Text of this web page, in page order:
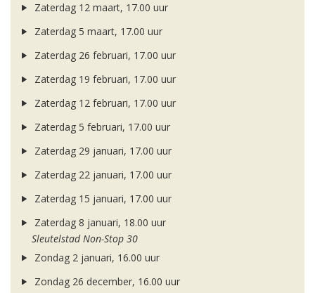
Zaterdag 12 maart, 17.00 uur
Zaterdag 5 maart, 17.00 uur
Zaterdag 26 februari, 17.00 uur
Zaterdag 19 februari, 17.00 uur
Zaterdag 12 februari, 17.00 uur
Zaterdag 5 februari, 17.00 uur
Zaterdag 29 januari, 17.00 uur
Zaterdag 22 januari, 17.00 uur
Zaterdag 15 januari, 17.00 uur
Zaterdag 8 januari, 18.00 uur
Sleutelstad Non-Stop 30
Zondag 2 januari, 16.00 uur
Zondag 26 december, 16.00 uur